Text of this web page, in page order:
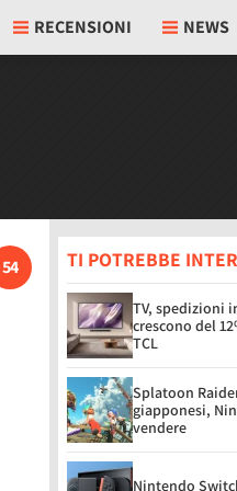
RECENSIONI NEWS
54 TI POTREBBE
TV, spedizioni
crescono del
TCL
Splatoon
giapponesi,
vendere
Nintendo